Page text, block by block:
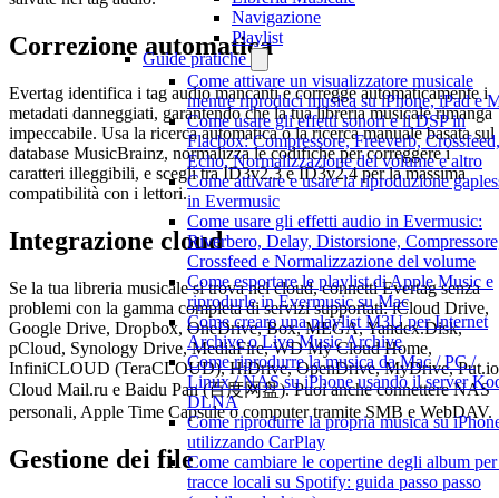
Navigazione
Playlist
Guide pratiche
Come attivare un visualizzatore musicale
mentre riproduci musica su iPhone, iPad e
Come usare gli effetti sonori e il DSP in
Flacbox: Compressore, Freeverb, Crossfeed,
Echo, Normalizzazione del volume e altro
Come attivare e usare la riproduzione
in Evermusic
Come usare gli effetti audio in Evermusic:
Riverbero, Delay, Distorsione,
Crossfeed e Normalizzazione del volume
Come esportare le playlist di Apple Music e
riprodurle in Evermusic su Mac
Come creare una playlist M3U per Internet
Archive o Live Music Archive
Come riprodurre la musica da Mac / PC /
Linux / NAS su iPhone usando il server
DLNA
Come riprodurre la propria musica su
utilizzando CarPlay
Come cambiare le copertine degli album
tracce locali su Spotify: guida passo passo
Correzione automatica
Evertag identifica i tag audio mancanti e corregge automaticamente i
metadati danneggiati, garantendo che la tua libreria musicale rimanga
impeccabile. Usa la ricerca automatica o la ricerca manuale basata sul
database MusicBrainz, normalizza le codifiche per correggere i
caratteri illeggibili, e scegli tra ID3v2.3 e ID3v2.4 per la massima
compatibilità con i lettori.
Integrazione cloud
Se la tua libreria musicale si trova nel cloud, connetti Evertag senza
problemi con la gamma completa di servizi supportati: iCloud Drive,
Google Drive, Dropbox, OneDrive, Box, MEGA, Yandex.Disk,
pCloud, Synology Drive, MediaFire, WD My Cloud Home,
InfiniCLOUD (TeraCLOUD), HiDrive, OpenDrive, MyDrive,
Cloud Mail.ru e Baidu Pan (百度网盘). Puoi anche connettere NAS
personali, Apple Time Capsule o computer tramite SMB e WebDAV.
Gestione dei file